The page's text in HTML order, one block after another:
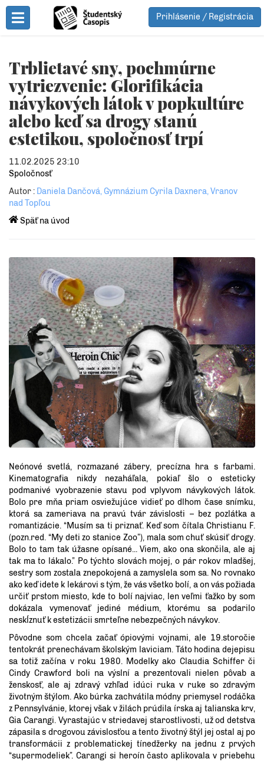
Toggle Menu
Prihlásenie / Registrácia
Trblietavé sny, pochmúrne
vytriezvenie: Glorifikácia
návykových látok v popkultúre
alebo keď sa drogy stanú
estetikou, spoločnosť trpí
11.02.2025 23:10
Spoločnosť
Autor : Daniela Dančová, Gymnázium Cyrila Daxnera, Vranov
nad Topľou
Späť na úvod
Neónové svetlá, rozmazané zábery, precízna hra s farbami.
Kinematografia nikdy nezaháľala, pokiaľ šlo o esteticky
podmanivé vyobrazenie stavu pod vplyvom návykových látok.
Bolo pre mňa priam osviežujúce vidieť po dlhom čase snímku,
ktorá sa zameriava na pravú tvár závislosti – bez pozlátka a
romantizácie. “Musím sa ti priznať. Keď som čítala Christianu F.
(pozn.red. “My deti zo stanice Zoo”), mala som chuť skúsiť drogy.
Bolo to tam tak úžasne opísané... Viem, ako ona skončila, ale aj
tak ma to lákalo.” Po týchto slovách mojej, o pár rokov mladšej,
sestry som zostala znepokojená a zamyslela som sa. No rovnako
ako keď idete k lekárovi s tým, že vás všetko bolí, a on vás požiada
určiť prstom miesto, kde to bolí najviac, len veľmi ťažko by som
dokázala vymenovať jediné médium, ktorému sa podarilo
neskĺznuť k estetizácii smrteľne nebezpečných návykov.
Pôvodne som chcela začať ópiovými vojnami, ale 19.storočie
tentokrát prenechávam školským laviciam. Táto hodina dejepisu
sa totiž začína v roku 1980. Modelky ako Claudia Schiffer či
Cindy Crawford boli na výslní a prezentovali nielen pôvab a
ženskosť, ale aj zdravý vzhľad idúci ruka v ruke so zdravým
životným štýlom. Ako búrka zachvátila módny priemysel rodáčka
z Pennsylvánie, ktorej však v žilách prúdila írska aj talianska krv,
Gia Carangi. Vyrastajúc v striedavej starostlivosti, už od detstva
zápasila s drogovou závislosťou a tento životný štýl jej ostal aj po
transformácii z problematickej tínedžerky na jednu z prvých
“supermodeliek”. Carangi si heroín často aplikovala v priebehu